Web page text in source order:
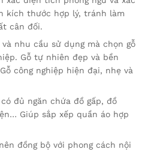
kích thước hợp lý, tránh làm
cân đối.
và nhu cầu sử dụng mà chọn gỗ
Gỗ tự nhiên đẹp và bền
công nghiệp hiện đại, nhẹ và
đủ ngăn chứa đồ gấp, đồ
Giúp sắp xếp quần áo hợp
đồng bộ với phong cách nội